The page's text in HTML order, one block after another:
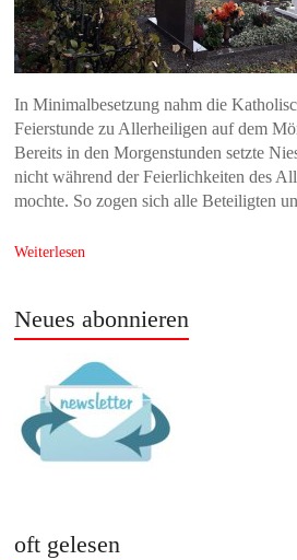
In Minimalbesetzung nahm die
Feierstunde zu Allerheiligen auf dem
Bereits in den Morgenstunden setzte
nicht während der Feierlichkeiten des
mochte. So zogen sich alle Beteiligten
Weiterlesen
Neues abonnieren
oft gelesen